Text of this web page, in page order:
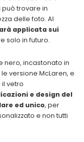
trovare in
delle foto. Al
applicata sui
solo in futuro.
nero, incastonato in
versione McLaren, e
vetro
e design del
e ed unico, per
e non tutti